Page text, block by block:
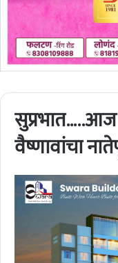
सुप्रभात…..आज
वैष्णावांचा